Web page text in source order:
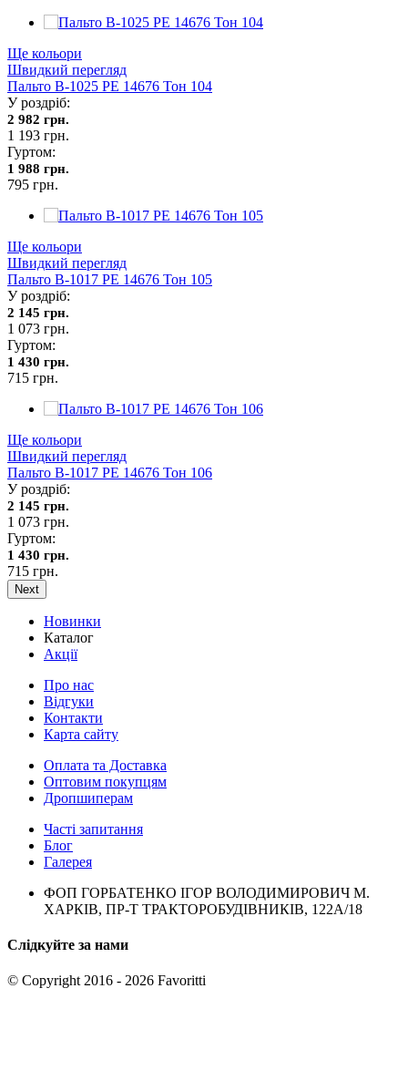
Ще кольори
Швидкий перегляд
Пальто В-1025 PE 14676 Тон 104
У роздріб:
2 982 грн.
1 193 грн.
Гуртом:
1 988 грн.
795 грн.
Ще кольори
Швидкий перегляд
Пальто В-1017 PE 14676 Тон 105
У роздріб:
2 145 грн.
1 073 грн.
Гуртом:
1 430 грн.
715 грн.
Ще кольори
Швидкий перегляд
Пальто В-1017 PE 14676 Тон 106
У роздріб:
2 145 грн.
1 073 грн.
Гуртом:
1 430 грн.
715 грн.
Next
Новинки
Каталог
Акції
Про нас
Відгуки
Контакти
Карта сайту
Оплата та Доставка
Оптовим покупцям
Дропшиперам
Часті запитання
Блог
Галерея
ФОП ГОРБАТЕНКО ІГОР ВОЛОДИМИРОВИЧ М.
ХАРКІВ, ПР-Т ТРАКТОРОБУДІВНИКІВ, 122А/18
Слідкуйте за нами
© Copyright 2016 - 2026 Favoritti